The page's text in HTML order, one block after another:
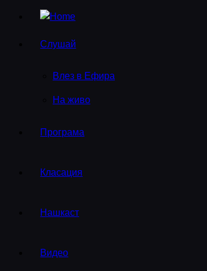
Слушай
Влез в Ефира
На живо
Програма
Класация
Нашкаст
Видео